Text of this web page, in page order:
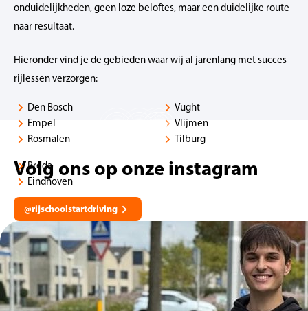
onduidelijkheden, geen loze beloftes, maar een duidelijke route
naar resultaat.
Hieronder vind je de gebieden waar wij al jarenlang met succes
rijlessen verzorgen:
Den Bosch
Empel
Rosmalen
Vught
Vlijmen
Tilburg
Breda
Eindhoven
Volg ons op onze instagram
@rijschoolstartdriving